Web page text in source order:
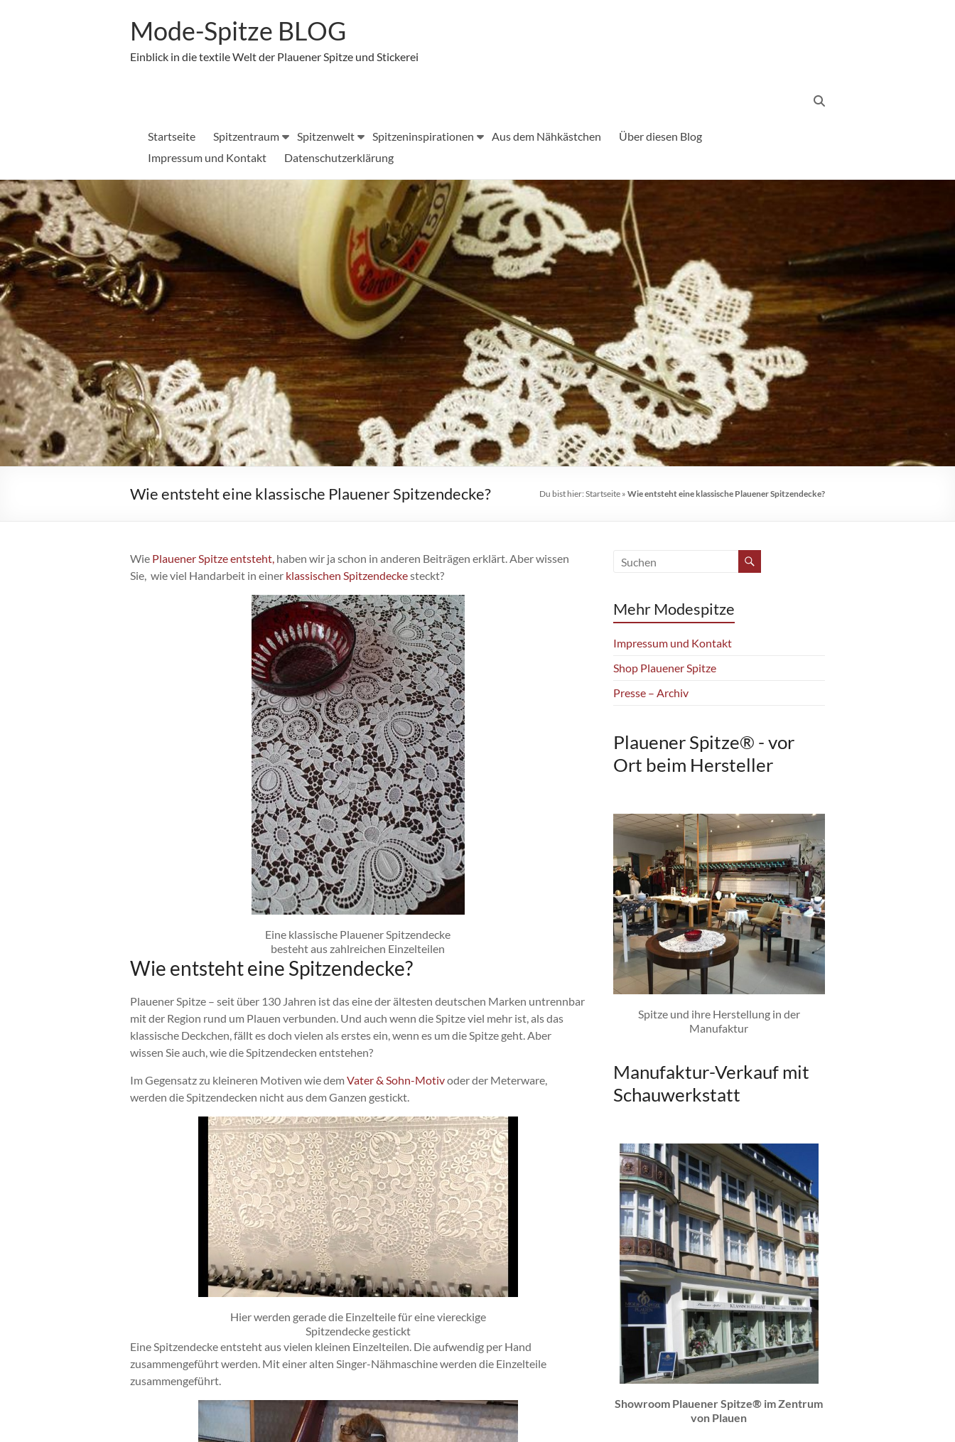
Mode-Spitze BLOG
Einblick in die textile Welt der Plauener Spitze und Stickerei
Startseite Spitzentraum Spitzenwelt Spitzeninspirationen Aus dem Nähkästchen
Über diesen Blog
Impressum und Kontakt
Datenschutzerklärung
Wie entsteht eine klassische Plauener Spitzendecke? Du bist hier: Startseite » Wie entsteht eine klassische Plauener Spitzendecke?
Wie Plauener Spitze entsteht, haben wir ja schon in anderen Beiträgen erklärt. Aber wissen
Sie, wie viel Handarbeit in einer klassischen Spitzendeckesteckt?
Eine klassische Plauener Spitzendecke
besteht aus zahlreichen Einzelteilen
Wie entsteht eine Spitzendecke?
Plauener Spitze – seit über 130 Jahren ist das eine der ältesten deutschen Marken untrennbar
mit der Region rund um Plauen verbunden. Und auch wenn die Spitze viel mehr ist, als das
klassische Deckchen, fällt es doch vielen als erstes ein, wenn es um die Spitze geht. Aber
wissen Sie auch, wie die Spitzendecken entstehen?
Im Gegensatz zu kleineren Motiven wie demVater & Sohn-Motivoder der Meterware,
werden die Spitzendecken nicht aus dem Ganzen gestickt.
Hier werden gerade die Einzelteile für eine viereckige
Spitzendecke gestickt
Eine Spitzendecke entsteht aus vielen kleinen Einzelteilen. Die aufwendig per Hand
zusammengeführt werden. Mit einer alten Singer-Nähmaschine werden die Einzelteile
zusammengeführt.
Mehr Modespitze
Impressum und Kontakt
Shop Plauener Spitze
Presse – Archiv
Plauener Spitze® - vor
Ort beim Hersteller
Spitze und ihre Herstellung in der
Manufaktur
Manufaktur-Verkauf mit
Schauwerkstatt
Showroom Plauener Spitze® im Zentrum
von Plauen